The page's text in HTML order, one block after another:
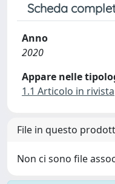
Scheda
Anno
2020
Appare nelle
1.1 Articolo in rivista
File in questo
Non ci sono file